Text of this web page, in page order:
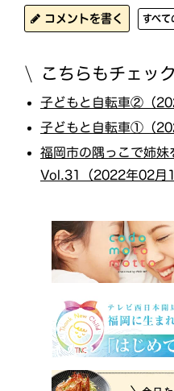
コメントを書く すべて
こちらもチェック
子どもと自転車②（
子どもと自転車①（
福岡市の隅っこで姉妹
Vol.31（2022年02月